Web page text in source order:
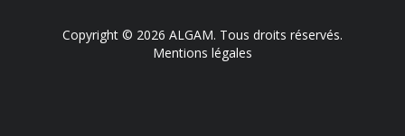
Copyright © 2026 ALGAM. Tous droits réservés.
Mentions légales